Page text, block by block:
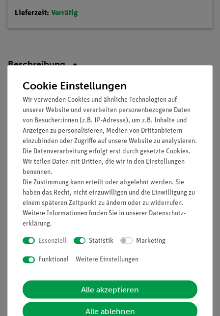
Lieferzeit: Vorrätig
Beschreibung
Die Schüler sollen an einem Satz von vier Kapillarröhrchen die
Steighöhen messen und die Ergebnisse in einem Diagramm
darstellen.
In einer Zusatzaufgabe soll die Kurve analysiert werden, die
aus dem Kehrwert der Durchmesser entstanden ist.
Vorteile
Schülergerechte Anleitungen inklusive Protokollfragen
Media / Downloads
Cookie Einstellungen
Wir verwenden Cookies und ähnliche Technologien auf
unserer Website und verarbeiten personenbezogene Daten
von Besucher:innen (z.B. IP-Adresse), um z.B. Inhalte und
Anzeigen zu personalisieren, Medien von Drittanbietern
einzubinden oder Zugriffe auf unsere Website zu analysieren.
Die Datenverarbeitung erfolgt erst durch gesetzte Cookies.
Wir teilen Daten mit Dritten, die wir in den Einstellungen
benennen.
Die Zustimmung kann erteilt oder abgelehnt werden. Sie
haben das Recht, nicht einzuwilligen und die Einwilligung zu
einem späteren Zeitpunkt zu ändern oder zu widerrufen.
Weitere Informationen finden Sie in unserer Daten­schutz­
erklärung.
Essenziell Statistik Marketing
Funktional Weitere Einstellungen
Alle akzeptieren
Alle ablehnen